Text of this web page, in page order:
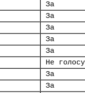
За
За
За
За
За
Не
За
За